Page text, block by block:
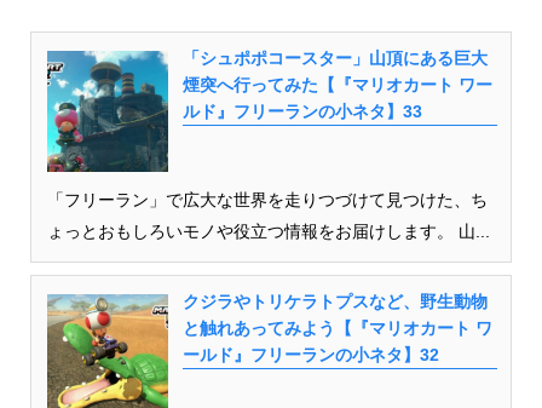
「シュポポコースター」山頂にある巨大
煙突へ行ってみた【『マリオカート ワー
ルド』フリーランの小ネタ】33
「フリーラン」で広大な世界を走りつづけて見つけた、ち
ょっとおもしろいモノや役立つ情報をお届けします。 山...
クジラやトリケラトプスなど、野生動物
と触れあってみよう【『マリオカート ワ
ールド』フリーランの小ネタ】32